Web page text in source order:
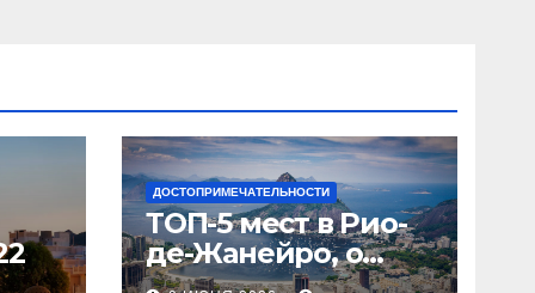
ДОСТОПРИМЕЧАТЕЛЬНОСТИ
ТОП-5 мест в Рио-
де-Жанейро, о
которых вы не